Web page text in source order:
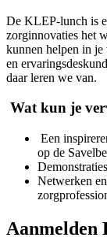
De KLEP-lunch is
zorginnovaties het
kunnen helpen in je
en
daar leren we van.
Wat kun je
Een
op de
Netwerken
Aanmelden